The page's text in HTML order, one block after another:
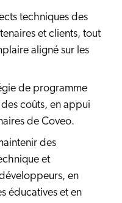
techniques des
et clients, tout
aligné sur les
de programme
coûts, en appui
de Coveo.
des
et
en
éducatives et en